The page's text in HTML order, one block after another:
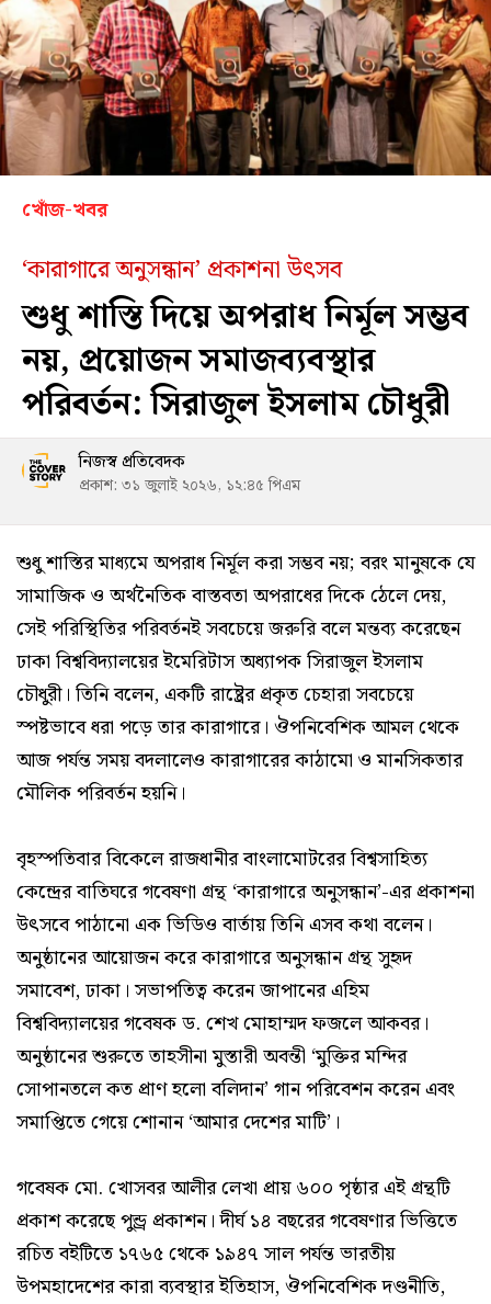
খোঁজ-খবর
‘কারাগারে অনুসন্ধান’ প্রকাশনা উৎসব
শুধু শাস্তি দিয়ে অপরাধ নির্মূল সম্ভব
নয়, প্রয়োজন সমাজব্যবস্থার
পরিবর্তন: সিরাজুল ইসলাম চৌধুরী
নিজস্ব প্রতিবেদক
প্রকাশ: ৩১ জুলাই ২০২৬, ১২:৪৫ পিএম
শুধু শাস্তির মাধ্যমে অপরাধ নির্মূল করা সম্ভব নয়; বরং মানুষকে যে
সামাজিক ও অর্থনৈতিক বাস্তবতা অপরাধের দিকে ঠেলে দেয়,
সেই পরিস্থিতির পরিবর্তনই সবচেয়ে জরুরি বলে মন্তব্য করেছেন
ঢাকা বিশ্ববিদ্যালয়ের ইমেরিটাস অধ্যাপক সিরাজুল ইসলাম
চৌধুরী। তিনি বলেন, একটি রাষ্ট্রের প্রকৃত চেহারা সবচেয়ে
স্পষ্টভাবে ধরা পড়ে তার কারাগারে। ঔপনিবেশিক আমল থেকে
আজ পর্যন্ত সময় বদলালেও কারাগারের কাঠামো ও মানসিকতার
মৌলিক পরিবর্তন হয়নি।
বৃহস্পতিবার বিকেলে রাজধানীর বাংলামোটরের বিশ্বসাহিত্য
কেন্দ্রের বাতিঘরে গবেষণা গ্রন্থ ‘কারাগারে অনুসন্ধান’-এর প্রকাশনা
উৎসবে পাঠানো এক ভিডিও বার্তায় তিনি এসব কথা বলেন।
অনুষ্ঠানের আয়োজন করে কারাগারে অনুসন্ধান গ্রন্থ সুহৃদ
সমাবেশ, ঢাকা। সভাপতিত্ব করেন জাপানের এহিম
বিশ্ববিদ্যালয়ের গবেষক ড. শেখ মোহাম্মদ ফজলে আকবর।
অনুষ্ঠানের শুরুতে তাহসীনা মুস্তারী অবন্তী ‘মুক্তির মন্দির
সোপানতলে কত প্রাণ হলো বলিদান’ গান পরিবেশন করেন এবং
সমাপ্তিতে গেয়ে শোনান ‘আমার দেশের মাটি’।
গবেষক মো. খোসবর আলীর লেখা প্রায় ৬০০ পৃষ্ঠার এই গ্রন্থটি
প্রকাশ করেছে পুন্ড্র প্রকাশন। দীর্ঘ ১৪ বছরের গবেষণার ভিত্তিতে
রচিত বইটিতে ১৭৬৫ থেকে ১৯৪৭ সাল পর্যন্ত ভারতীয়
উপমহাদেশের কারা ব্যবস্থার ইতিহাস, ঔপনিবেশিক দণ্ডনীতি,